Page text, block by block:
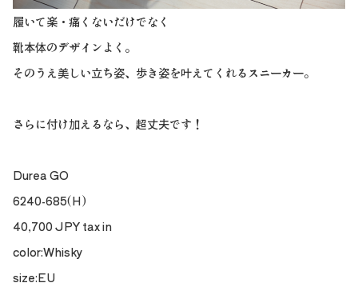
履いて楽・痛くないだけでなく
靴本体のデザインよく。
そのうえ美しい立ち姿、歩き姿を叶えてくれるスニーカー。
さらに付け加えるなら、超丈夫です！
Durea GO
6240-685(H)
40,700 JPY tax in
color:Whisky
size:EU